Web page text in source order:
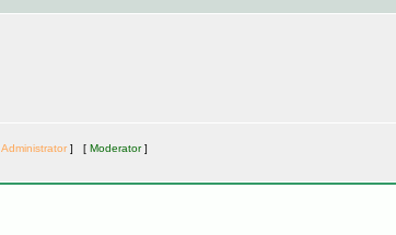
Administrator] [ Moderator]